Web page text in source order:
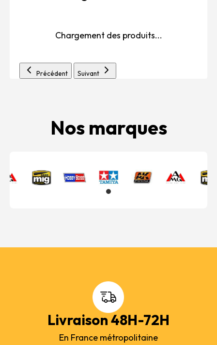
Chargement des produits...
Précédent Suivant
Nos marques
Livraison 48H-72H
En France métropolitaine